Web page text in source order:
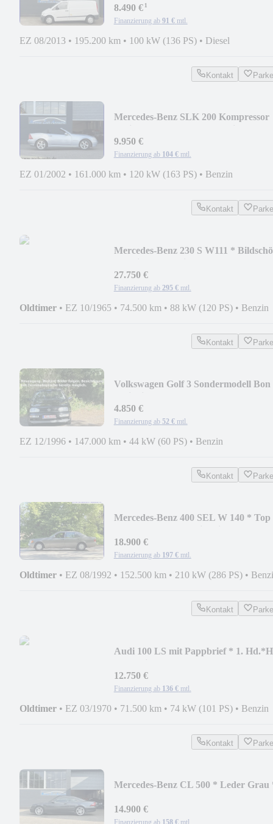
8.490 €¹
Finanzierung ab 91 € mtl.
EZ 08/2013 • 195.200 km • 100 kW (136 PS) • Diesel
Kontakt
Mercedes-Benz SLK 200 Kompressor
9.950 €
Finanzierung ab 104 € mtl.
EZ 01/2002 • 161.000 km • 120 kW (163 PS) • Benzin
Kontakt
Mercedes-Benz 230 S W111 *
27.750 €
Finanzierung ab 295 € mtl.
Oldtimer • EZ 10/1965 • 74.500 km • 88 kW (120 PS) • Benzin
Kontakt
Volkswagen Golf 3 Sondermodell Bon
4.850 €
Finanzierung ab 52 € mtl.
EZ 12/1996 • 147.000 km • 44 kW (60 PS) • Benzin
Kontakt
Mercedes-Benz 400 SEL W 140 * Top
18.900 €
Finanzierung ab 197 € mtl.
Oldtimer • EZ 08/1992 • 152.500 km • 210 kW (286 PS) •
Kontakt
Audi 100 LS mit Pappbrief * 1.
12.750 €
Finanzierung ab 136 € mtl.
Oldtimer • EZ 03/1970 • 71.500 km • 74 kW (101 PS) • Benzin
Kontakt
Mercedes-Benz CL 500 * Leder Grau
14.900 €
Finanzierung ab 158 € mtl.